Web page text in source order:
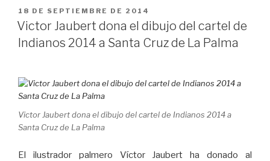
PUBLICADO
EL
18 DE SEPTIEMBRE DE 2014
Victor Jaubert dona el dibujo del cartel de
Indianos 2014 a Santa Cruz de La Palma
Victor Jaubert dona el dibujo del cartel de Indianos 2014 a
Santa Cruz de La Palma
El ilustrador palmero Víctor Jaubert ha donado al